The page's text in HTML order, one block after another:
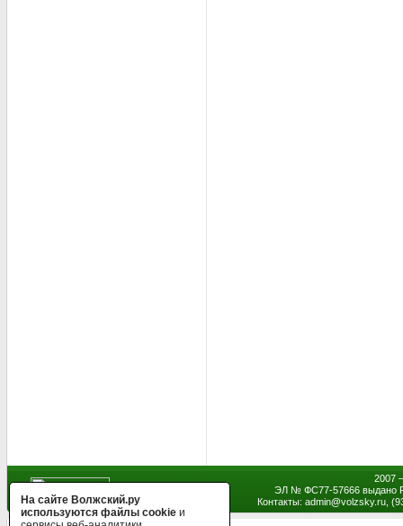
2007
ЭЛ № ФС77-57666 выдано
Контакты: admin@volzsky.ru,
На сайте Волжский.ру
используются файлы cookie и